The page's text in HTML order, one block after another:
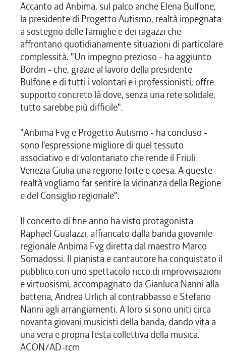
Accanto ad Anbima, sul palco anche Elena Bulfone,
la presidente di Progetto Autismo, realtà impegnata
a sostegno delle famiglie e dei ragazzi che
affrontano quotidianamente situazioni di particolare
complessità. "Un impegno prezioso - ha aggiunto
Bordin - che, grazie al lavoro della presidente
Bulfone e di tutti i volontari e i professionisti, offre
supporto concreto là dove, senza una rete solidale,
tutto sarebbe più difficile".
"Anbima Fvg e Progetto Autismo - ha concluso -
sono l'espressione migliore di quel tessuto
associativo e di volontariato che rende il Friuli
Venezia Giulia una regione forte e coesa. A queste
realtà vogliamo far sentire la vicinanza della Regione
e del Consiglio regionale".
Il concerto di fine anno ha visto protagonista
Raphael Gualazzi, affiancato dalla banda giovanile
regionale Anbima Fvg diretta dal maestro Marco
Somadossi. Il pianista e cantautore ha conquistato il
pubblico con uno spettacolo ricco di improvvisazioni
e virtuosismi, accompagnato da Gianluca Nanni alla
batteria, Andrea Urlich al contrabbasso e Stefano
Nanni agli arrangiamenti. A loro si sono uniti circa
novanta giovani musicisti della banda, dando vita a
una vera e propria festa collettiva della musica.
ACON/AD-rcm